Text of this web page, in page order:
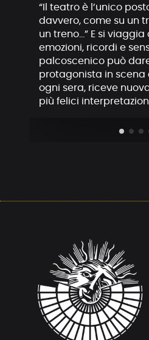
“Il teatro è l’unico
davvero, come su un
un treno…” E si
emozioni, ricordi e
palcoscenico può
protagonista in scena
ogni sera, riceve
più felici